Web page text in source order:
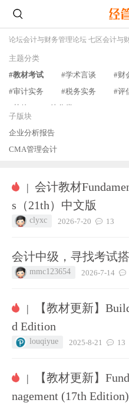
论坛会计与财务管理论坛 七区会计与
主题分类
#教材考试
#学术言谈 #财
#审计实务
#税务实务 #评
#其他
#待分类
子版块
企业分析报告
CMA管理会计
| 会计教材
s（21th）中文版
clyxc 2026-7-20 13
会计中级，寻找考试
mmc123654 2026-7-14
|
【教材更新】
d Edition
louqiyue 2025-8-21 13
|
【教材更新】
nagement (17th Edition)